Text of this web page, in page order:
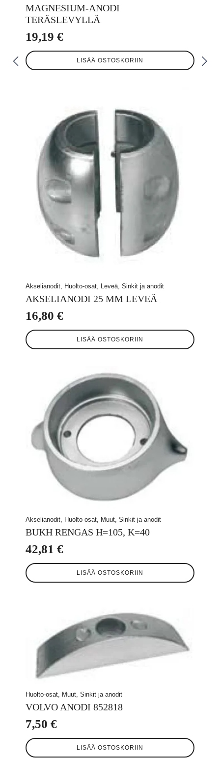
MAGNESIUM-ANODI
TERÄSLEVYLLÄ
19,19 €
LISÄÄ OSTOSKORIIN
Akselianodit, Huolto-osat, Leveä, Sinkit ja anodit
AKSELIANODI 25 MM LEVEÄ
16,80 €
LISÄÄ OSTOSKORIIN
Akselianodit, Huolto-osat, Muut, Sinkit ja anodit
BUKH RENGAS H=105, K=40
42,81 €
LISÄÄ OSTOSKORIIN
Huolto-osat, Muut, Sinkit ja anodit
VOLVO ANODI 852818
7,50 €
LISÄÄ OSTOSKORIIN